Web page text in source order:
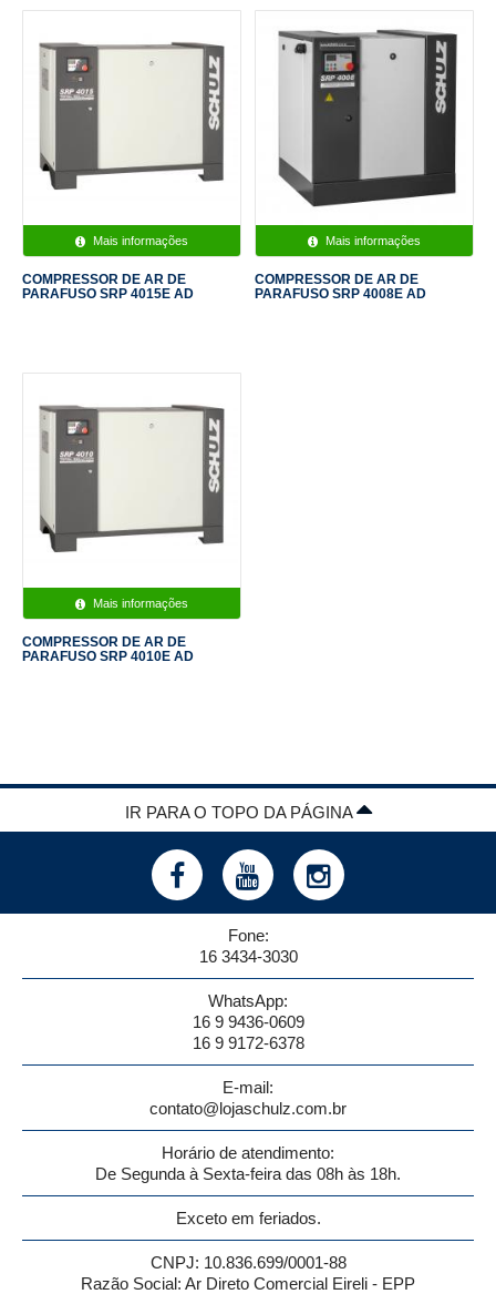
Mais informações
COMPRESSOR DE AR DE
PARAFUSO SRP 4015E AD
Mais informações
COMPRESSOR DE AR DE
PARAFUSO SRP 4008E AD
Mais informações
COMPRESSOR DE AR DE
PARAFUSO SRP 4010E AD
IR PARA O TOPO DA PÁGINA
Fone:
16 3434-3030
WhatsApp:
16 9 9436-0609
16 9 9172-6378
E-mail:
contato@lojaschulz.com.br
Horário de atendimento:
De Segunda à Sexta-feira das 08h às 18h.
Exceto em feriados.
CNPJ: 10.836.699/0001-88
Razão Social: Ar Direto Comercial Eireli - EPP